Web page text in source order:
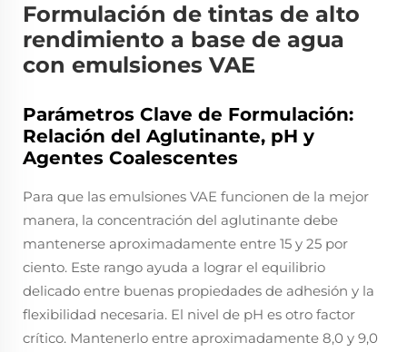
Formulación de tintas de alto
rendimiento a base de agua
con emulsiones VAE
Parámetros Clave de Formulación:
Relación del Aglutinante, pH y
Agentes Coalescentes
Para que las emulsiones VAE funcionen de la mejor
manera, la concentración del aglutinante debe
mantenerse aproximadamente entre 15 y 25 por
ciento. Este rango ayuda a lograr el equilibrio
delicado entre buenas propiedades de adhesión y la
flexibilidad necesaria. El nivel de pH es otro factor
crítico. Mantenerlo entre aproximadamente 8,0 y 9,0